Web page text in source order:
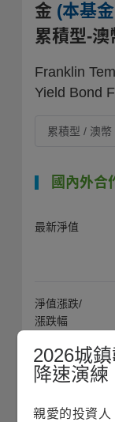
金 (本基
累積型-澳
Franklin
Yield Bond
國內外合
最新淨值
淨值漲跌/
漲跌幅
近1年
最高淨值
2026城
降速演練
親愛的投資人